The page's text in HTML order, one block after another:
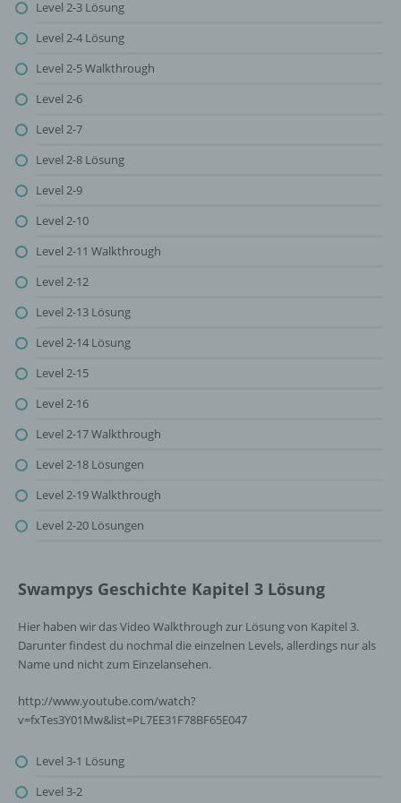
Level 2-3 Lösung
Level 2-4 Lösung
Level 2-5 Walkthrough
Level 2-6
Level 2-7
Level 2-8 Lösung
Level 2-9
Level 2-10
Level 2-11 Walkthrough
Level 2-12
Level 2-13 Lösung
Level 2-14 Lösung
Level 2-15
Level 2-16
Level 2-17 Walkthrough
Level 2-18 Lösungen
Level 2-19 Walkthrough
Level 2-20 Lösungen
Swampys Geschichte Kapitel 3 Lösung
Hier haben wir das Video Walkthrough zur Lösung von Kapitel 3.
Darunter findest du nochmal die einzelnen Levels, allerdings nur als
Name und nicht zum Einzelansehen.
http://www.youtube.com/watch?
v=fxTes3Y01Mw&list=PL7EE31F78BF65E047
Level 3-1 Lösung
Level 3-2